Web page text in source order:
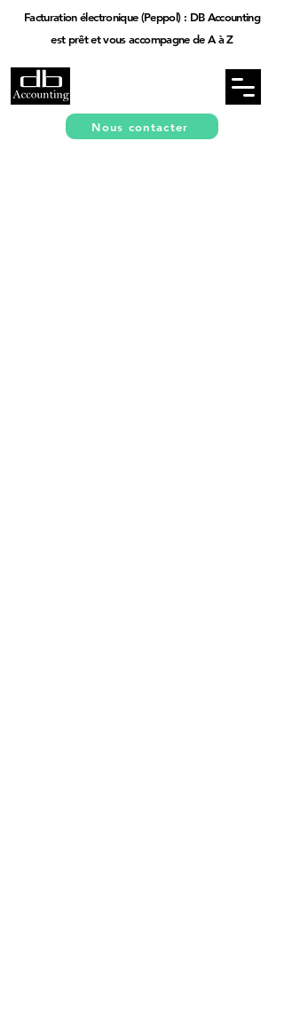
Nous contacter
Facturation électronique (Peppol) : DB Accounting
est prêt et vous accompagne de A à Z